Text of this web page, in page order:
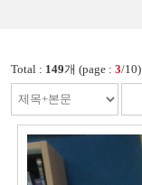
Total : 149개 (page : 3/10)